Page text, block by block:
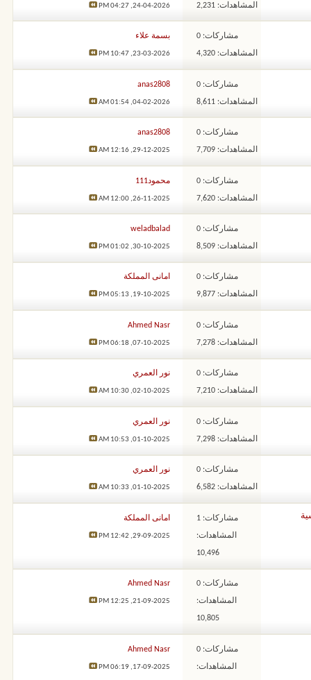
المشاهدات: 2,231 24-04-2026,
04:27 PM
مشاركات: 0
المشاهدات: 4,320
بسمة علاء
23-03-2026,
10:47 PM
مشاركات: 0
المشاهدات: 8,611
anas2808
04-02-2026,
01:54 AM
مشاركات: 0
المشاهدات: 7,709
anas2808
29-12-2025,
12:16 AM
مشاركات: 0
المشاهدات: 7,620
محمود111
26-11-2025,
12:00 AM
مشاركات: 0
المشاهدات: 8,509
weladbalad
30-10-2025,
01:02 PM
مشاركات: 0
المشاهدات: 9,877
امانى المملكة
19-10-2025,
05:13 PM
مشاركات: 0
المشاهدات: 7,278
Ahmed Nasr
07-10-2025,
06:18 PM
مشاركات: 0
المشاهدات: 7,210
نور العمري
02-10-2025,
10:30 AM
مشاركات: 0
المشاهدات: 7,298
نور العمري
01-10-2025,
10:53 AM
مشاركات: 0
المشاهدات: 6,582
نور العمري
01-10-2025,
10:33 AM
مشاركات: 1
المشاهدات:
10,496
امانى المملكة
29-09-2025,
12:42 PM
مشاركات: 0
المشاهدات:
10,805
Ahmed Nasr
21-09-2025,
12:25 PM
مشاركات: 0
المشاهدات:
Ahmed Nasr
17-09-2025,
06:19 PM